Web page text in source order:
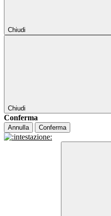
Chiudi
Chiudi
Conferma
Annulla Conferma